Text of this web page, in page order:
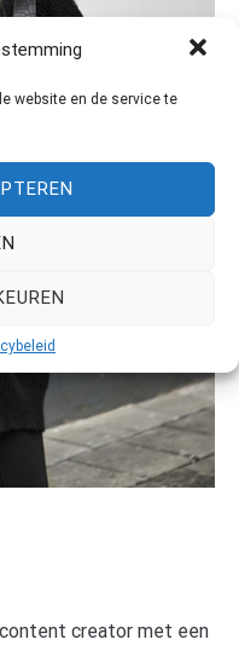
website en de service te
creator met een